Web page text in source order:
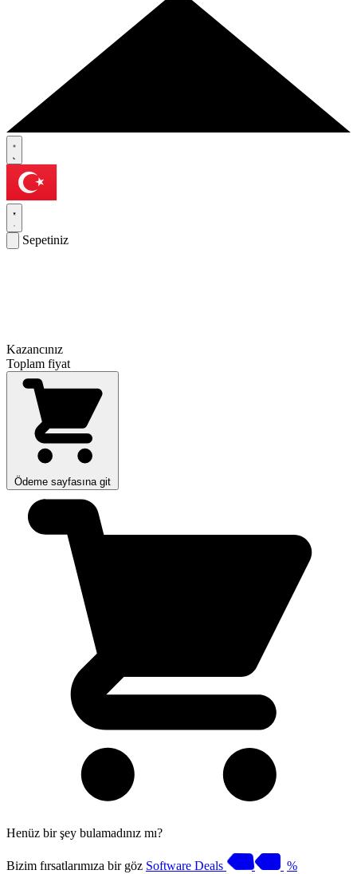
Sepetiniz
Kazancınız
Toplam fiyat
Ödeme sayfasına git
Henüz bir şey bulamadınız mı?
Bizim fırsatlarımıza bir göz Software Deals %